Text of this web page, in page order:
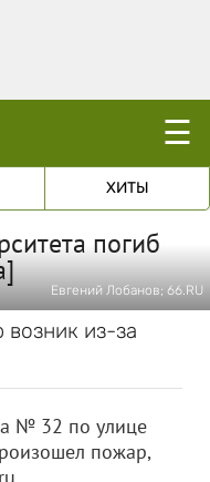
☰
ХИТЫ
погиб
Евгений Лобанов; 66.RU
из-за
№ 32 по улице
пожар,